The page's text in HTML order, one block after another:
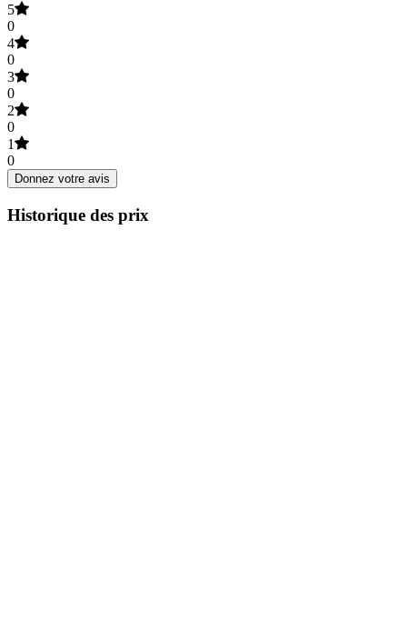
5
0
4
0
3
0
2
0
1
0
Donnez votre avis
Historique des prix